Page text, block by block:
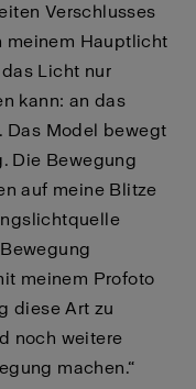
Verschlusses
meinem Hauptlicht
Licht nur
kann: an das
Das Model bewegt
Die Bewegung
auf meine Blitze
meinem Profoto
diese Art zu
noch weitere
machen.“